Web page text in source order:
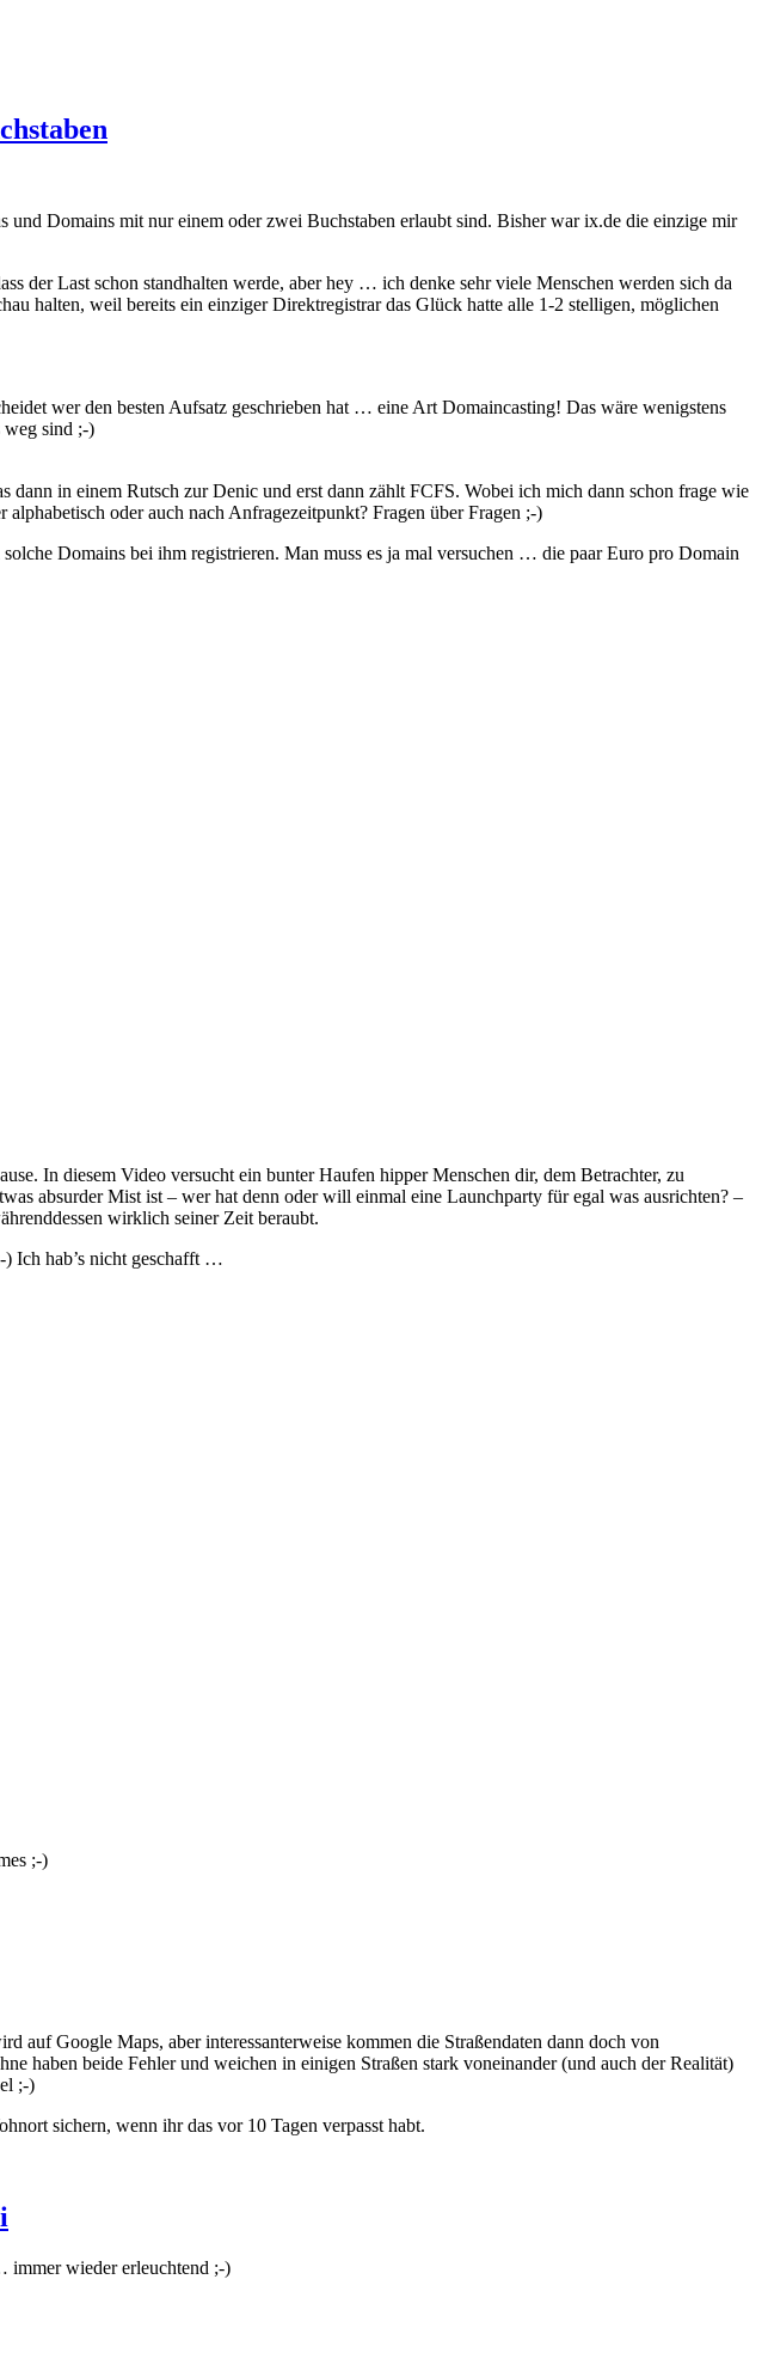
und Domains mit nur einem oder zwei Buchstaben erlaubt sind. Bisher war ix.de die einzige mir
der Last schon standhalten werde, aber hey … ich denke sehr viele Menschen werden sich da
halten, weil bereits ein einziger Direktregistrar das Glück hatte alle 1-2 stelligen, möglichen
wer den besten Aufsatz geschrieben hat … eine Art Domaincasting! Das wäre wenigstens
weg sind ;-)
in einem Rutsch zur Denic und erst dann zählt FCFS. Wobei ich mich dann schon frage wie
oder auch nach Anfragezeitpunkt? Fragen über Fragen ;-)
Domains bei ihm registrieren. Man muss es ja mal versuchen … die paar Euro pro Domain
In diesem Video versucht ein bunter Haufen hipper Menschen dir, dem Betrachter, zu
absurder Mist ist – wer hat denn oder will einmal eine Launchparty für egal was ausrichten? –
wirklich seiner Zeit beraubt.
Ich hab’s nicht geschafft …
;-)
auf Google Maps, aber interessanterweise kommen die Straßendaten dann doch von
haben beide Fehler und weichen in einigen Straßen stark voneinander (und auch der Realität)
;-)
sichern, wenn ihr das vor 10 Tagen verpasst habt.
immer wieder erleuchtend ;-)